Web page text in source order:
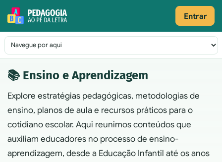
Pular para o conteúdo
Entrar
Navegação principal
📚 Ensino e Aprendizagem
Explore estratégias pedagógicas, metodologias de
ensino, planos de aula e recursos práticos para o
cotidiano escolar. Aqui reunimos conteúdos que
auxiliam educadores no processo de ensino-
aprendizagem, desde a Educação Infantil até os anos